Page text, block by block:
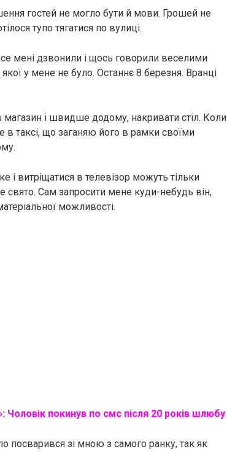
гостей не могло бути й мови. Грошей не
тупо тягатися по вулиці.
мені дзвонили і щось говорили веселими
у мене не було. Останнє 8 березня. Вранці
магазин і швидше додому, накривати стіл. Коли
в таксі, що заганяю його в рамки своїми
витріщатися в телевізор можуть тільки
свято. Сам запросити мене куди-небудь він,
можливості.
Чоловік покинув по смс після 20 років шлюбу
посварився зі мною з самого ранку, так як